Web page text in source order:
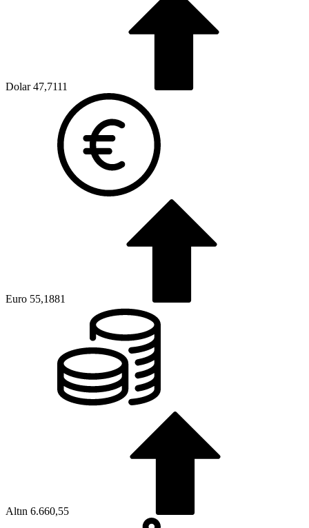
Dolar 47,7111
Euro 55,1881
Altın 6.660,55